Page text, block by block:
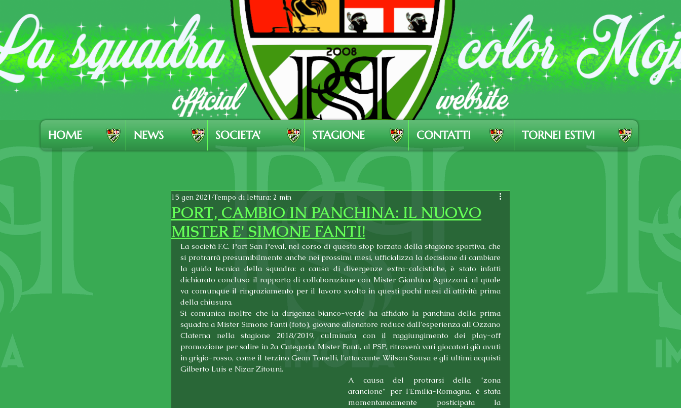
HOME NEWS SOCIETA' STAGIONE CONTATTI TORNEI ESTIVI
PORT, CAMBIO IN PANCHINA: IL NUOVO
MISTER E' SIMONE FANTI!
15 gen 2021 Tempo di lettura: 2 min
La società F.C. Port San Peval, nel corso di questo stop forzato della stagione sportiva, che
si protrarrà presumibilmente anche nei prossimi mesi, ufficializza la decisione di cambiare
la guida tecnica della squadra: a causa di divergenze extra-calcistiche, è stato infatti
dichiarato concluso il rapporto di collaborazione con Mister Gianluca Aguzzoni, al quale
va comunque il ringraziamento per il lavoro svolto in questi pochi mesi di attività prima
della chiusura.
Si comunica inoltre che la dirigenza bianco-verde ha affidato la panchina della prima
squadra a Mister Simone Fanti (foto), giovane allenatore reduce dall'esperienza all'Ozzano
Claterna nella stagione 2018/2019, culminata con il raggiungimento dei play-off
promozione per salire in 2a Categoria. Mister Fanti, al PSP, ritroverà vari giocatori già avuti
in grigio-rosso, come il terzino Gean Tonelli, l'attaccante Wilson Sousa e gli ultimi acquisti
Gilberto Luis e Nizar Zitouni.
A causa del protrarsi della "zona
arancione" per l'Emilia-Romagna, è stata
momentaneamente posticipata la